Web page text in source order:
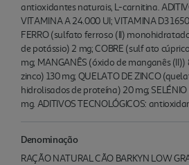
antioxidantes naturais, L-carnitina.
VITAMINA A 24.000 UI; VITAMINA D3
FERRO (sulfato ferroso (II)
de potássio) 2 mg; COBRE (sulf ato
mg; MANGANÊS (óxido de manganês (II))
zinco) 130 mg; QUELATO DE ZINCO
hidrolisados de proteína) 20 mg;
mg. ADITIVOS TECNOLÓGICOS:
Denominação
RAÇÃO NATURAL CÃO BARKYN LOW